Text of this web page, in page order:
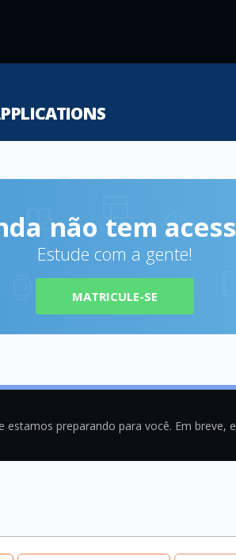
não tem
Estude com a gente!
MATRICULE-SE
preparando para você. Em